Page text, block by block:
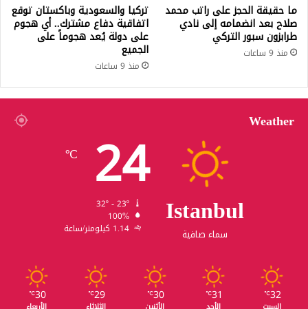
ما حقيقة الحجز على راتب محمد
صلاح بعد انضمامه إلى نادي
طرابزون سبور التركي
منذ 9 ساعات
تركيا والسعودية وباكستان توقع
اتفاقية دفاع مشترك.. أي هجوم
على دولة يُعد هجوماً على
الجميع
منذ 9 ساعات
Weather
Istanbul
سماء صافية
24
℃
100%
1.14 كيلومتر/ساعة
32
℃
السبت
31
℃
الأحد
30
℃
الأثنين
29
℃
الثلاثاء
30
℃
الأربعاء